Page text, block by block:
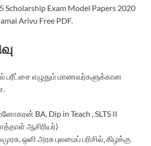
Scholarship Exam Model Papers 2020
Arivu Free PDF.
பரீட்சை எழுதும் மாணவர்களுக்கான
BA, Dip in Teach , SLTS II
ஆசிரியர்)
ஒளி அரசு புலமைப் பரிசில், கிழக்கு